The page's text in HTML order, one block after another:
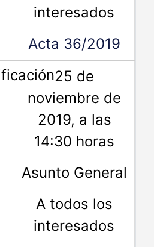
interesados
Acta 36/2019
25 de
noviembre de
2019, a las
14:30 horas
Asunto General
A todos los
interesados